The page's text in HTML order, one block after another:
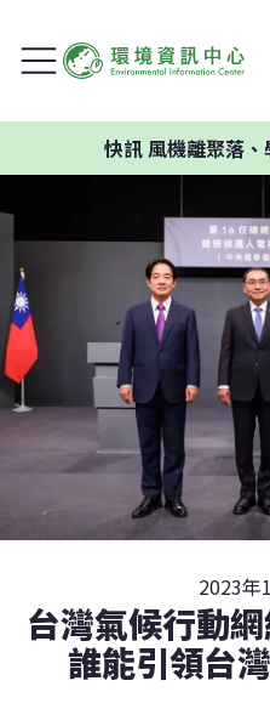
風機離聚落、學校
2023年
台灣氣候行動
誰能引領台